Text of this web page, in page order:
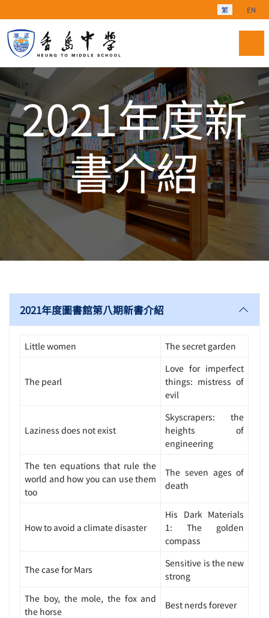
選擇你的語言
繁 EN
2021年度新
書介紹
2021年度圖書館第八期新書介紹
Little women The secret garden
The pearl
Love for imperfect
things: mistress of
evil
Laziness does not exist
Skyscrapers: the
heights of
engineering
The ten equations that rule the
world and how you can use them
too
The seven ages of
death
How to avoid a climate disaster
His Dark Materials
1: The golden
compass
The case for Mars
Sensitive is the new
strong
The boy, the mole, the fox and
the horse
Best nerds forever